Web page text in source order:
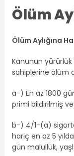
Ölüm
Ölüm Aylığına
Kanunun yürürlük
sahiplerine ölüm
a-) En az 1800
primi bildirilmiş
b-) 4/1-(a)
hariç en az 5
gün malullük,